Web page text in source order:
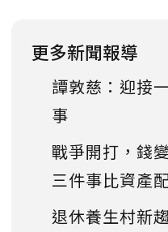
更多新聞報導
譚敦慈：迎接
事
戰爭開打，錢
三件事比資產
退休養生村新